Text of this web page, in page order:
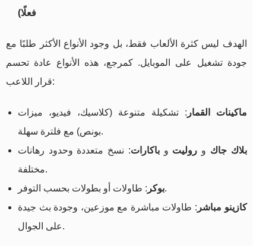
فعلًا)
الهدف ليس كثرة الألعاب فقط، بل وجود الأنواع الأكثر طلبًا مع
جودة تشغيل على الموبايل. كمرجع، هذه الأنواع عادة تحسم
قرار اللاعب:
ماكينات القمار : تشكيلة متنوعة (كلاسيك، فيديو، ميزات
بونص) مع فلترة سهلة.
بلاك جاك و روليت وباكارات: نسخ متعددة وحدود رهانات
مختلفة.
بوكر: طاولات أو بطولات بحسب التوفر.
كازينو مباشر : طاولات مباشرة مع موزعين، وجودة بث جيدة
على الجوال.